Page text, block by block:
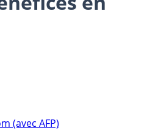
(avec AFP)